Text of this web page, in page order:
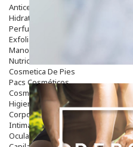
Anticelulíticos
Hidratantes Corporales
Perfumes Y Colonias
Exfoliantes Corporales
Manos Y Uñas
Nutricosmética
Cosmetica De Pies
Pacs Cosméticos
Cosmetica Facial Piel Sensible
Higiene
Corporal
Intima
Ocular